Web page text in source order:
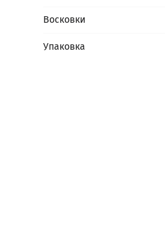
Восковки
Упаковка